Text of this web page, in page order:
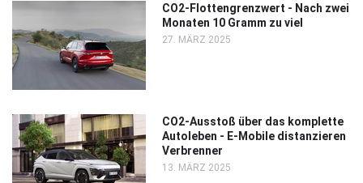
CO2-Flottengrenzwert - Nach zwei
Monaten 10 Gramm zu viel
27. MÄRZ 2025
CO2-Ausstoß über das komplette
Autoleben - E-Mobile distanzieren
Verbrenner
13. MÄRZ 2025